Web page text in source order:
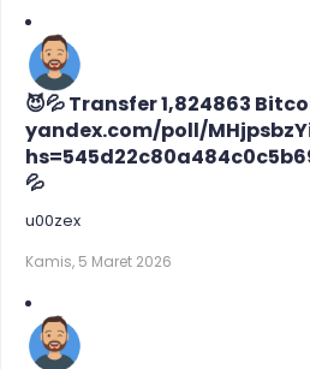
😈💦 Transfer 1,824863
yandex.com/poll/
💦
u00zex
Kamis, 5 Maret 2026